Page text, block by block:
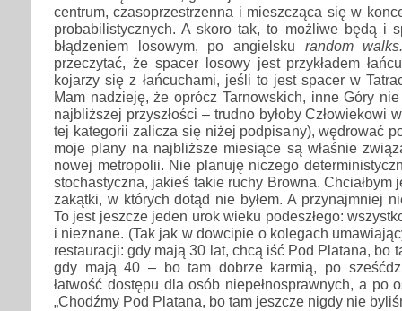
centrum, czasoprzestrzenna i mieszcząca się w
probabilistycznych. A skoro tak, to możliwe będą i
błądzeniem losowym, po angielsku random
przeczytać, że spacer losowy jest przykładem
kojarzy się z łańcuchami, jeśli to jest spacer w
Mam nadzieję, że oprócz Tarnowskich, inne Góry
najbliższej przyszłości – trudno byłoby Człowiekowi
tej kategorii zalicza się niżej podpisany), wędrować
moje plany na najbliższe miesiące są właśnie
nowej metropolii. Nie planuję niczego
stochastyczna, jakieś takie ruchy Browna. Chciałbym
zakątki, w których dotąd nie byłem. A przynajmniej
To jest jeszcze jeden urok wieku podeszłego:
i nieznane. (Tak jak w dowcipie o kolegach
restauracji: gdy mają 30 lat, chcą iść Pod Platana, bo
gdy mają 40 – bo tam dobrze karmią, po
łatwość dostępu dla osób niepełnosprawnych, a po
„Chodźmy Pod Platana, bo tam jeszcze nigdy nie